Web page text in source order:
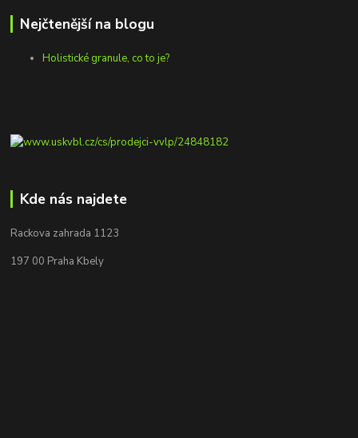
Nejčtenější na blogu
Holistické granule, co to je?
Kde nás najdete
Rackova zahrada 1123
197 00 Praha Kbely